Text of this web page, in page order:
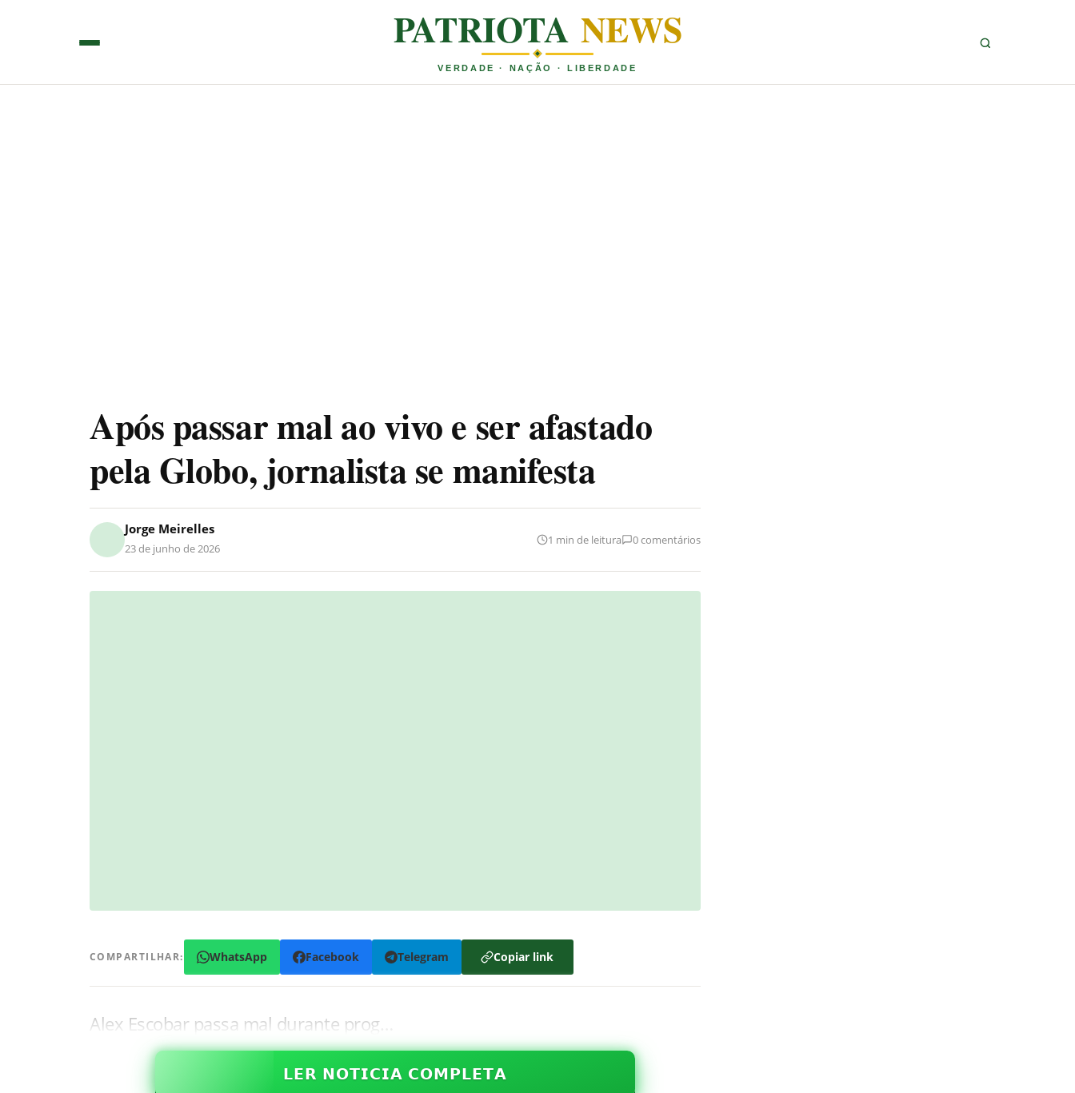
PATRIOTA NEWS
VERDADE · NAÇÃO · LIBERDADE
Após passar mal ao vivo e ser afastado
pela Globo, jornalista se manifesta
Jorge Meirelles
23 de junho de 2026
1 min de leitura 0 comentários
COMPARTILHAR: WhatsApp Facebook Telegram Copiar link
Alex Escobar passa mal durante prog…
𝗟𝗘𝗥 𝗡𝗢𝗧𝗜𝗖𝗜𝗔 𝗖𝗢𝗠𝗣𝗟𝗘𝗧𝗔